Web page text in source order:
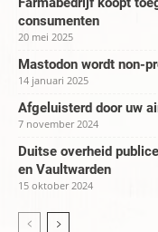
consumenten
20 mei 2025
Mastodon wordt non-
14 januari 2025
Afgeluisterd door uw
7 november 2024
Duitse overheid
en Vaultwarden
15 oktober 2024